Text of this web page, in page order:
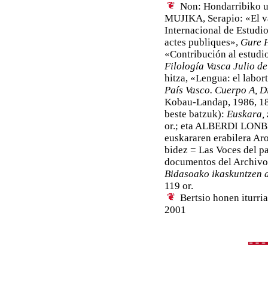
Non: Hondarribiko
MUJIKA, Serapio: «El
Internacional de
actes publiques», Gure
«Contribución al
Filología Vasca Julio
hitza, «Lengua: el
País Vasco. Cuerpo A,
Kobau-Landap, 1986,
beste batzuk): Euskara,
or.; eta ALBERDI
euskararen erabilera
bidez = Las Voces del
documentos del
Bidasoako ikaskuntzen
119 or.
Bertsio honen
2001